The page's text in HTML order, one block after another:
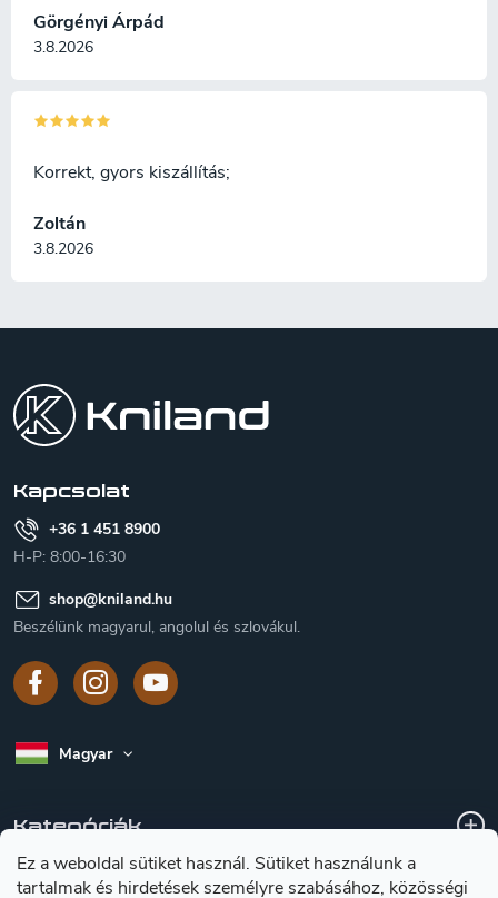
Ez a weboldal sütiket használ. Sütiket használunk a
tartalmak és hirdetések személyre szabásához, közösségi
Görgényi Árpád
3.8.2026
Zoltán
3.8.2026
Korrekt, gyors kiszállítás;
Kapcsolat
+36 1 451 8900
H-P: 8:00-16:30
shop@kniland.hu
Beszélünk magyarul, angolul és szlovákul.
Magyar
Kategóriák